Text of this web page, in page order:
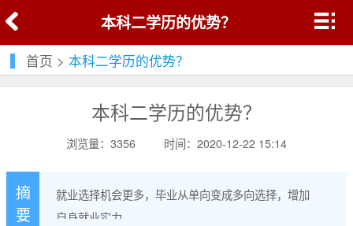
本科二学历的优势？
首页 >本科二学历的优势？
本科二学历的优势？
浏览量：3356 时间：2020-12-22 15:14
摘
要
就业选择机会更多，毕业从单向变成多向选择，增加
自身就业实力。